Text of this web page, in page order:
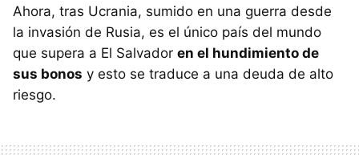
Ahora, tras Ucrania, sumido en una guerra desde
la invasión de Rusia, es el único país del mundo
que supera a El Salvador en el hundimiento de
sus bonos y esto se traduce a una deuda de alto
riesgo.